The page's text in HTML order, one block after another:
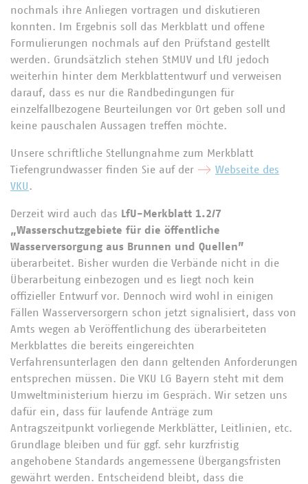
nochmals ihre Anliegen vortragen und diskutieren
konnten. Im Ergebnis soll das Merkblatt und offene
Formulierungen nochmals auf den Prüfstand gestellt
werden. Grundsätzlich stehen StMUV und LfU jedoch
weiterhin hinter dem Merkblattentwurf und verweisen
darauf, dass es nur die Randbedingungen für
einzelfallbezogene Beurteilungen vor Ort geben soll und
keine pauschalen Aussagen treffen möchte.
Unsere schriftliche Stellungnahme zum Merkblatt
Tiefengrundwasser finden Sie auf der
Webseite des
VKU .
Derzeit wird auch das LfU-Merkblatt 1.2/7
„Wasserschutzgebiete für die öffentliche
Wasserversorgung aus Brunnen und Quellen”
überarbeitet. Bisher wurden die Verbände nicht in die
Überarbeitung einbezogen und es liegt noch kein
offizieller Entwurf vor. Dennoch wird wohl in einigen
Fällen Wasserversorgern schon jetzt signalisiert, dass von
Amts wegen ab Veröffentlichung des überarbeiteten
Merkblattes die bereits eingereichten
Verfahrensunterlagen den dann geltenden Anforderungen
entsprechen müssen. Die VKU LG Bayern steht mit dem
Umweltministerium hierzu im Gespräch. Wir setzen uns
dafür ein, dass für laufende Anträge zum
Antragszeitpunkt vorliegende Merkblätter, Leitlinien, etc.
Grundlage bleiben und für ggf. sehr kurzfristig
angehobene Standards angemessene Übergangsfristen
gewährt werden. Entscheidend bleibt, dass die